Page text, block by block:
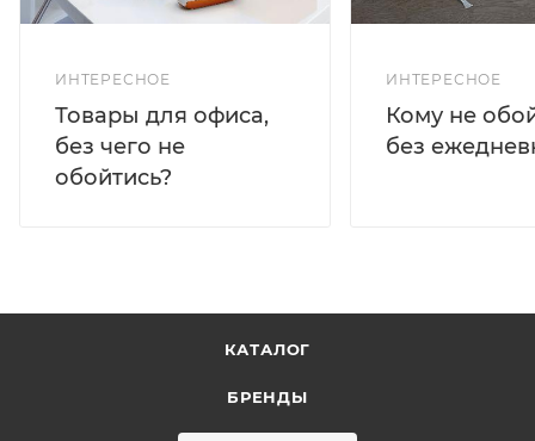
ИНТЕРЕСНОЕ
Товары для офиса,
без чего не
обойтись?
ИНТЕРЕСНОЕ
Кому не
без
КАТАЛОГ
БРЕНДЫ